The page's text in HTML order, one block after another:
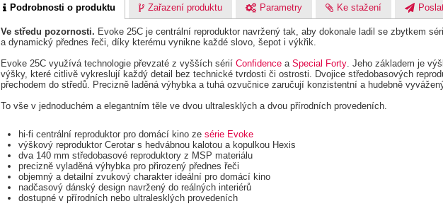
Podrobnosti o produktu Zařazení produktu Parametry Ke stažení
Ve středu pozornosti. Evoke 25C je centrální reproduktor navržený tak, aby dokonale ladil se zbytkem
a dynamický přednes řeči, díky kterému vynikne každé slovo, šepot i výkřik.
Evoke 25C využívá technologie převzaté z vyšších sérií Confidence a Special Forty. Jeho základem je
výšky, které citlivě vykreslují každý detail bez technické tvrdosti či ostrosti. Dvojice středobasových
přechodem do středů. Precizně laděná výhybka a tuhá ozvučnice zaručují konzistentní a hudebně
To vše v jednoduchém a elegantním těle ve dvou ultralesklých a dvou přírodních provedeních.
hi-fi centrální reproduktor pro domácí kino ze série Evoke
výškový reproduktor Cerotar s hedvábnou kalotou a kopulkou Hexis
dva 140 mm středobasové reproduktory z MSP materiálu
precizně vyladěná výhybka pro přirozený přednes řeči
objemný a detailní zvukový charakter ideální pro domácí kino
nadčasový dánský design navržený do reálných interiérů
dostupné v přírodních nebo ultralesklých provedeních